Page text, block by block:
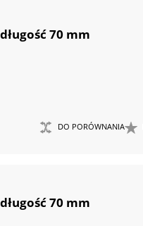
70 mm
DO PORÓWNANIA
70 mm